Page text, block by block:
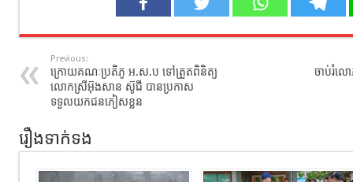
Previous:
ក្រោយគណៈប្រតិភូ អ.ស.ប ទៅត្រួតពិនិត្យ
លោកស្រីអ៊ុងសាន ស៊ូជី បានប្រកាស
ទទួលយកជនភៀសខ្លួន
ចាប់រំលោ
រឿងទាក់ទង